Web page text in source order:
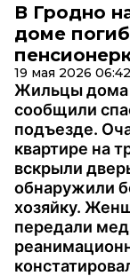
В Гродно
доме
19 мая 2026 06:42
Жильцы дома
сообщили
подъезде.
квартире на
вскрыли
обнаружили
хозяйку.
передали